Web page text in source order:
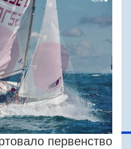
первенство